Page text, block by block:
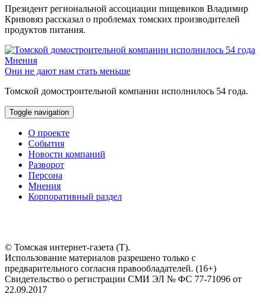
Президент региональной ассоциации пищевиков Владимир
Кривовяз рассказал о проблемах томских производителей
продуктов питания.
Мнения
Они не дают нам стать меньше
Томской домостроительной компании исполнилось 54 года.
Toggle navigation
О проекте
События
Новости компаний
Разворот
Персона
Мнения
Корпоративный раздел
© Томская интернет-газета (Т).
Использование материалов разрешено только с
предварительного согласия правообладателей. (16+)
Свидетельство о регистрации СМИ ЭЛ № ФС 77-71096 от
22.09.2017